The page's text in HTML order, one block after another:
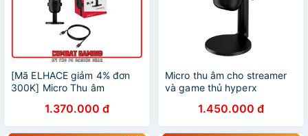
[Mã ELHACE giảm 4% đơn
300K] Micro Thu âm
SOLOCAST - STANDALONE
1.370.000 đ
Micro thu âm cho streamer
và game thủ hyperx
1.450.000 đ